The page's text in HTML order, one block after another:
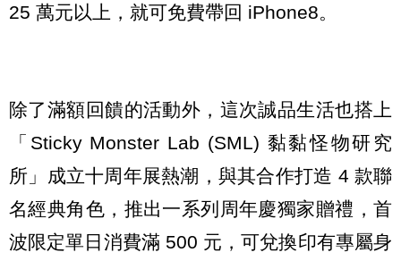
25 萬元以上，就可免費帶回 iPhone8。
除了滿額回饋的活動外，這次誠品生活也搭上
「Sticky Monster Lab (SML) 黏黏怪物研究
所」成立十周年展熱潮，與其合作打造 4 款聯
名經典角色，推出一系列周年慶獨家贈禮，首
波限定單日消費滿 500 元，可兌換印有專屬身